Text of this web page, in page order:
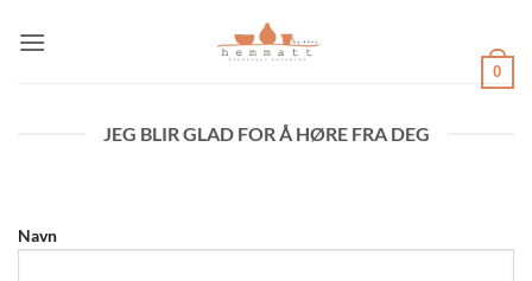
0
JEG BLIR GLAD FOR Å HØRE FRA DEG
Navn